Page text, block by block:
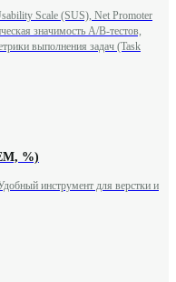
Scale (SUS), Net Promoter
значимость A/B-тестов,
выполнения задач (Task
%)
инструмент для верстки и